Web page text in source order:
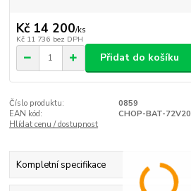
Kč 14 200/ks
Kč 11 736 bez DPH
Přidat do košíku
Číslo produktu:
0859
EAN kód:
CHOP-BAT-72V20
Hlídat cenu / dostupnost
Kompletní specifikace